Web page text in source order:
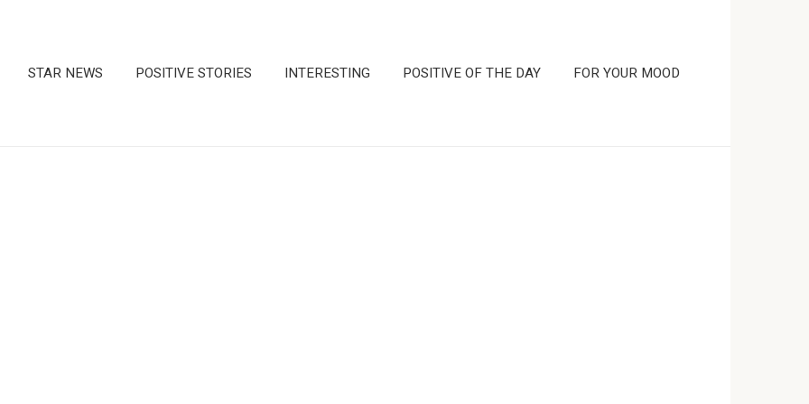
STAR NEWS POSITIVE STORIES INTERESTING POSITIVE OF THE DAY FOR YOUR MOOD